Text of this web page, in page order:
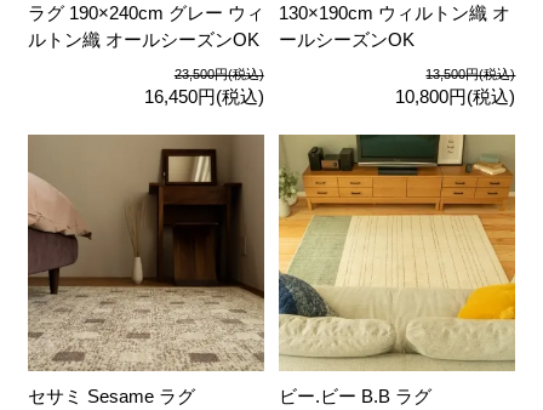
ラグ 190×240cm グレー ウィ
ルトン織 オールシーズンOK
23,500円(税込)
16,450円(税込)
130×190cm ウィルトン織 オ
ールシーズンOK
13,500円(税込)
10,800円(税込)
セサミ Sesame ラグ
ビー.ビー B.B ラグ